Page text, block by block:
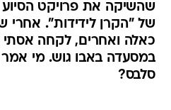
שהשיקה את פרויקט
של "הקרן לידידות". אחרי
כאלה ואחרים, לקחה אסתי
במסעדה באבו גוש. מי
סלבס?